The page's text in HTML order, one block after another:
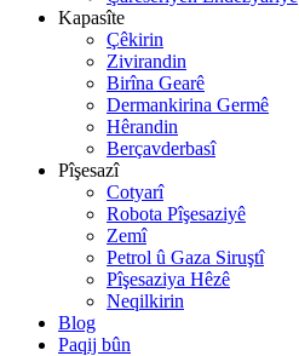
Kapasîte
Çêkirin
Zivirandin
Birîna Gearê
Dermankirina Germê
Hêrandin
Berçavderbasî
Pîşesazî
Cotyarî
Robota Pîşesaziyê
Zemî
Petrol û Gaza Siruştî
Pîşesaziya Hêzê
Neqilkirin
Blog
Paqij bûn